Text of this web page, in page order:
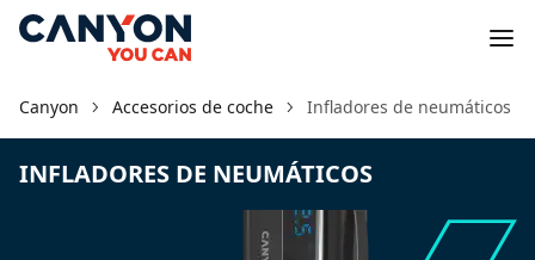
Canyon Accesorios de coche Infladores de neumáticos
INFLADORES DE NEUMÁTICOS